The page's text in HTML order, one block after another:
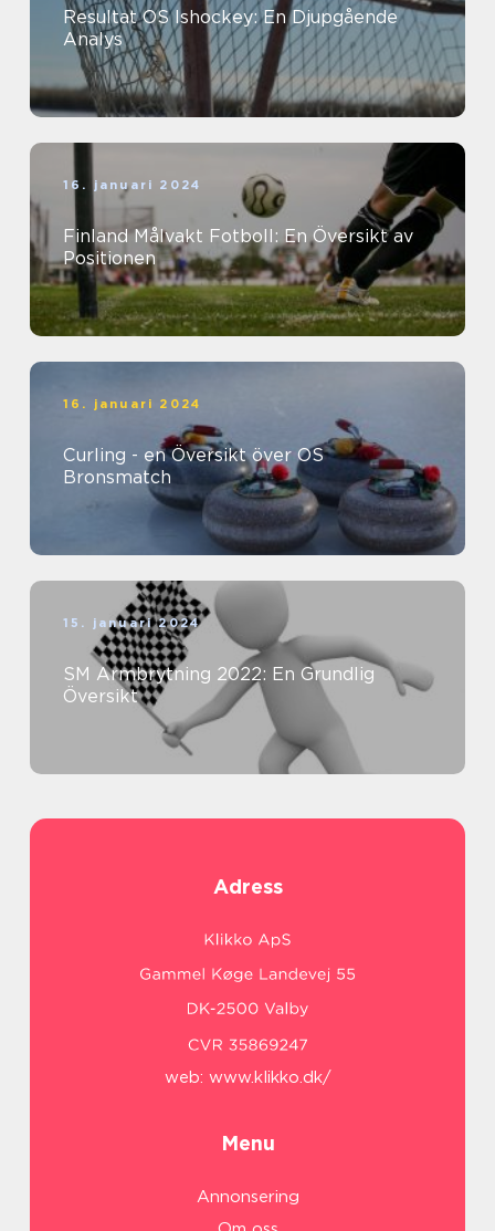
Resultat OS Ishockey: En Djupgående
Analys
16. januari 2024
Finland Målvakt Fotboll: En Översikt av
Positionen
16. januari 2024
Curling - en Översikt över OS
Bronsmatch
15. januari 2024
SM Armbrytning 2022: En Grundlig
Översikt
Adress
web: www.klikko.dk/
Menu
Annonsering